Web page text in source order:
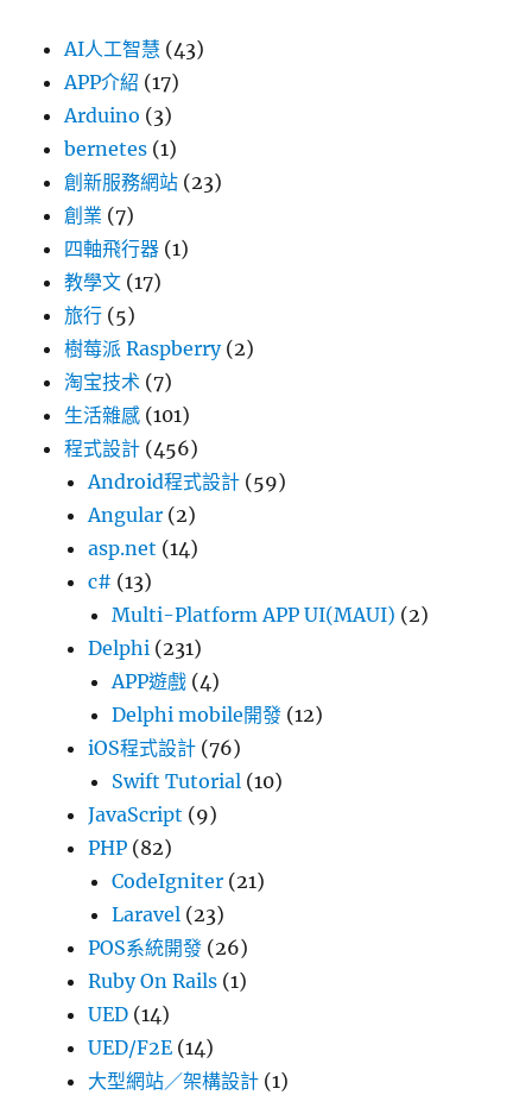
AI人工智慧 (43)
APP介紹 (17)
Arduino (3)
bernetes (1)
創新服務網站 (23)
創業 (7)
四軸飛行器 (1)
教學文 (17)
旅行 (5)
樹莓派 Raspberry(2)
淘宝技术 (7)
生活雜感 (101)
程式設計 (456)
Android程式設計 (59)
Angular (2)
asp.net (14)
c# (13)
Multi-Platform APP UI(MAUI) (2)
Delphi (231)
APP遊戲 (4)
Delphi mobile開發 (12)
iOS程式設計 (76)
Swift Tutorial (10)
JavaScript (9)
PHP (82)
CodeIgniter (21)
Laravel (23)
POS系統開發 (26)
Ruby On Rails (1)
UED (14)
UED/F2E (14)
大型網站／架構設計 (1)